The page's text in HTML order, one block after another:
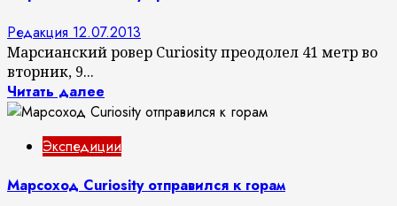
Редакция 12.07.2013
Марсианский ровер Curiosity преодолел 41 метр во
вторник, 9...
Читать далее
Экспедиции
Марсоход Curiosity отправился к горам